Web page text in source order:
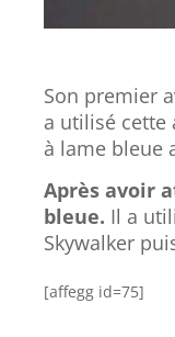
Son premier
a utilisé cette
à lame bleue
Après avoir
bleue. Il a
Skywalker
[affegg id=75]